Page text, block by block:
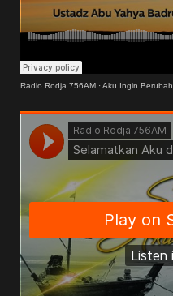
Radio Rodja 756AM ·Aku Ingin Berubah